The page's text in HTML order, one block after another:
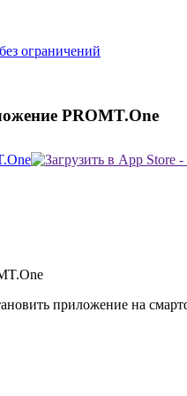
ограничений
PROMT.One
приложение на